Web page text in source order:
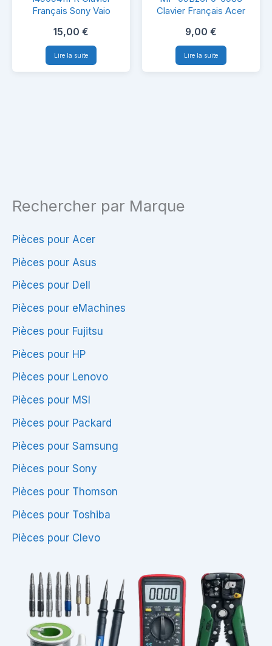
Rechercher par Marque
Pièces pour Acer
Pièces pour Asus
Pièces pour Dell
Pièces pour eMachines
Pièces pour Fujitsu
Pièces pour HP
Pièces pour Lenovo
Pièces pour MSI
Pièces pour Packard
Pièces pour Samsung
Pièces pour Sony
Pièces pour Thomson
Pièces pour Toshiba
Pièces pour Clevo
Clavier
Français
Sony
Vaio
Français Sony Vaio
15,00 €
Lire la suite
09B26F0-
6983
Clavier
Français
Clavier Français Acer
9,00 €
Lire la suite